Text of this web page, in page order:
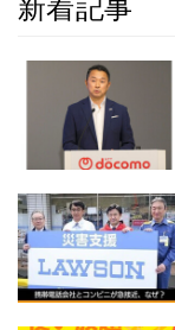
新着記事